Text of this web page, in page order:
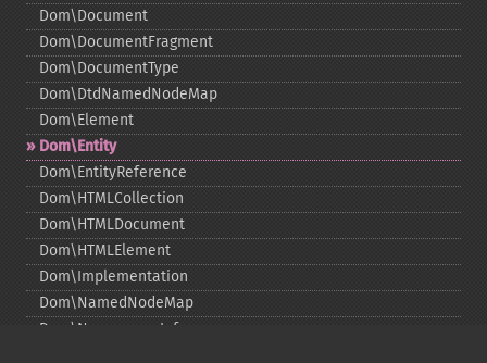
Dom\Document
Dom\DocumentFragment
Dom\DocumentType
Dom\DtdNamedNodeMap
Dom\Element
Dom\Entity
Dom\EntityReference
Dom\HTMLCollection
Dom\HTMLDocument
Dom\HTMLElement
Dom\Implementation
Dom\NamedNodeMap
Dom\NamespaceInfo